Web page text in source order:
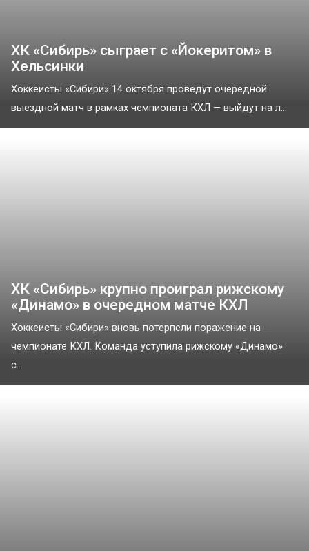
ХК «Сибирь» сыграет с «Йокеритом» в
Хельсинки
Хоккеисты «Сибири» 14 октября проведут очередной
выездной матч в рамках чемпионата КХЛ — выйдут на л...
ХК «Сибирь» крупно проиграл рижскому
«Динамо» в очередном матче КХЛ
Хоккеисты «Сибири» вновь потерпели поражение на
чемпионате КХЛ. Команда уступила рижскому «Динамо»
с...